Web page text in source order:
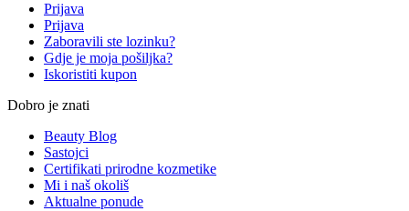
Prijava
Prijava
Zaboravili ste lozinku?
Gdje je moja pošiljka?
Iskoristiti kupon
Dobro je znati
Beauty Blog
Sastojci
Certifikati prirodne kozmetike
Mi i naš okoliš
Aktualne ponude